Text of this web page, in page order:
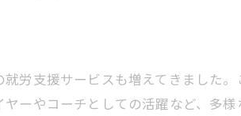
労支援サービスも増えてきました
ーやコーチとしての活躍など、多